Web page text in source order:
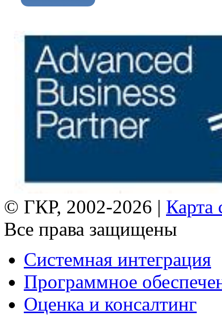
© ГКР, 2002-2026 | Карта
Все права защищены
Системная интеграция
Программное
Оценка и консалтинг